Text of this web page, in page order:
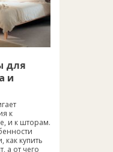
для
и
к
и к шторам.
купить
а от чего